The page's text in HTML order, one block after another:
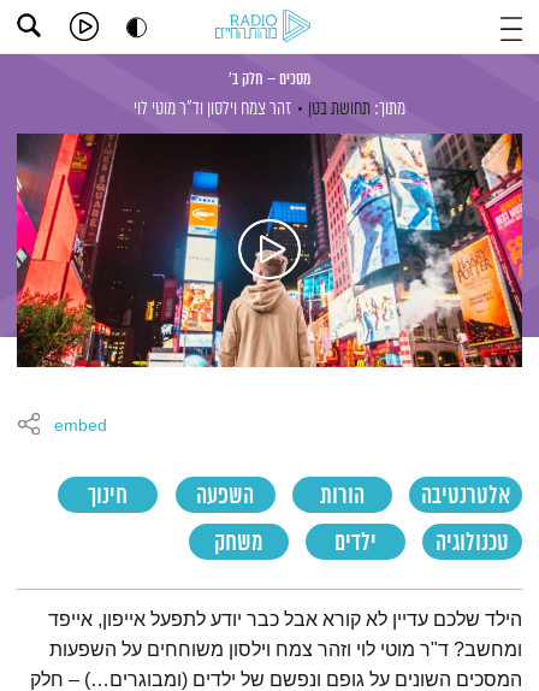
מסכים – חלק ב'
מתוך: תחושת בטן זהר צמח וילסון וד"ר מוטי לוי
אלטרנטיבה הורות השפעה
חינוך
טכנולוגיה
ילדים משחק
embed
תמצית הפודקאסט
הילד שלכם עדיין לא קורא אבל כבר יודע לתפעל אייפון, אייפד
ומחשב? ד"ר מוטי לוי וזהר צמח וילסון משוחחים על השפעות
המסכים השונים על גופם ונפשם של ילדים (ומבוגרים…) – חלק